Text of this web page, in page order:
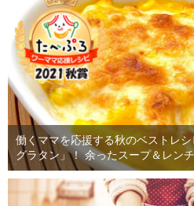
働くママを応援する秋のベストレ
グラタン」！ 余ったスープ＆レン